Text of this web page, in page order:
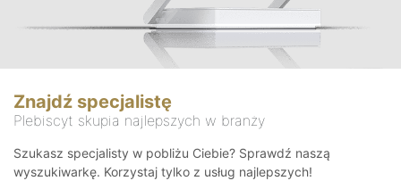
Znajdź specjalistę
Plebiscyt skupia najlepszych w branży
Szukasz specjalisty w pobliżu Ciebie? Sprawdź naszą
wyszukiwarkę. Korzystaj tylko z usług najlepszych!